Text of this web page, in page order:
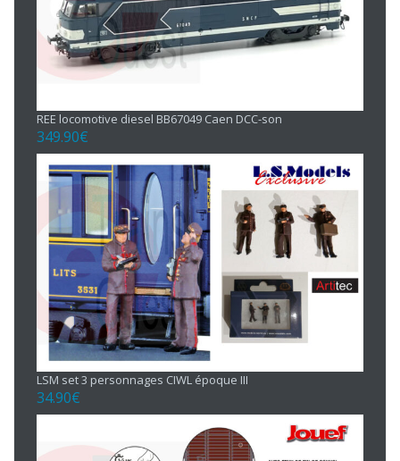
REE locomotive diesel BB67049 Caen DCC-son
349.90€
LSM set 3 personnages CIWL époque III
34.90€